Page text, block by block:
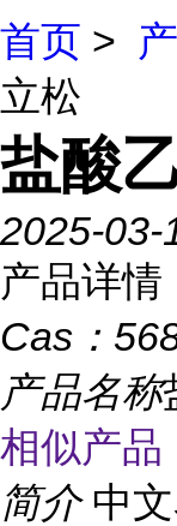
首页 >
立松
盐酸
2025-03-
产品详情
Cas：
产品名称
相似产
简介 中